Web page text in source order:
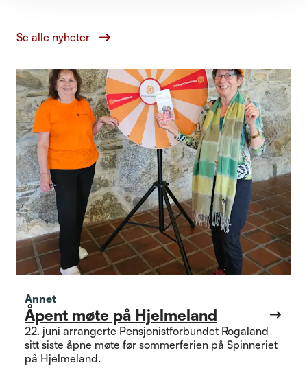
Se alle nyheter
Annet
Åpent møte på Hjelmeland
22. juni arrangerte Pensjonistforbundet Rogaland
sitt siste åpne møte før sommerferien på Spinneriet
på Hjelmeland.